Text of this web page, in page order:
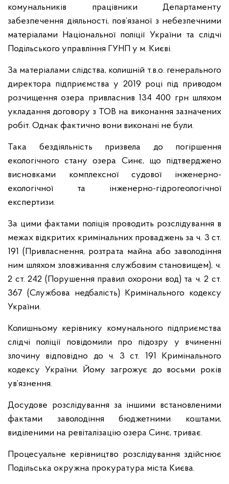
комунальників працівники Департаменту
забезпечення діяльності, пов’язаної з небезпечними
матеріалами Національної поліції України та слідчі
Подільського управління ГУНП у м. Києві.
За матеріалами слідства, колишній т.в.о. генерального
директора підприємства у 2019 році під приводом
розчищення озера привласнив 134 400 грн шляхом
укладання договору з ТОВ на виконання зазначених
робіт. Однак фактично вони виконані не були.
Така бездіяльність призвела до погіршення
екологічного стану озера Синє, що підтверджено
висновками комплексної судової інженерно-
екологічної та інженерно-гідрогеологічної
експертизи.
За цими фактами поліція проводить розслідування в
межах відкритих кримінальних проваджень за ч. 3 ст.
191 (Привласнення, розтрата майна або заволодіння
ним шляхом зловживання службовим становищем), ч.
2 ст. 242 (Порушення правил охорони вод) та ч. 2 ст.
367 (Службова недбалість) Кримінального кодексу
України.
Колишньому керівнику комунального підприємства
слідчі поліції повідомили про підозру у вчиненні
злочину відповідно до ч. 3 ст. 191 Кримінального
кодексу України. Йому загрожує до восьми років
ув’язнення.
Досудове розслідування за іншими встановленими
фактами заволодіння бюджетними коштами,
виділеними на ревіталізацію озера Синє, триває.
Процесуальне керівництво розслідування здійснює
Подільська окружна прокуратура міста Києва.